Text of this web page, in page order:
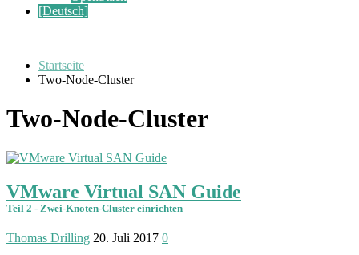
[Deutsch]
Startseite
Two-Node-Cluster
Two-Node-Cluster
VMware Virtual SAN Guide
Teil 2 - Zwei-Knoten-Cluster einrichten
Thomas Drilling 20. Juli 2017 0